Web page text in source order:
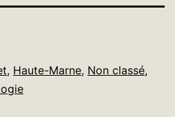
, Haute-Marne, Non classé,